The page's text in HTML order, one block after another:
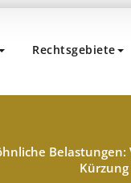
Rechtsgebiete
Belastungen: